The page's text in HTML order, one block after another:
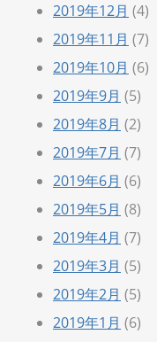
2019年12月 (4)
2019年11月 (7)
2019年10月 (6)
2019年9月 (5)
2019年8月 (2)
2019年7月 (7)
2019年6月 (6)
2019年5月 (8)
2019年4月 (7)
2019年3月 (5)
2019年2月 (5)
2019年1月 (6)